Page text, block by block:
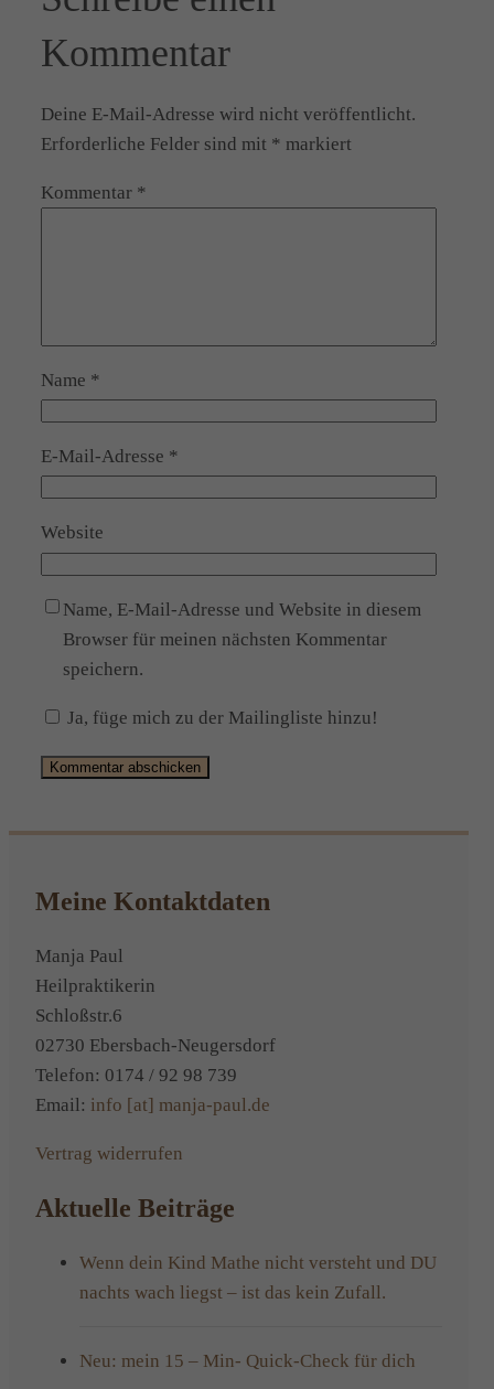
Kommentar
Deine E-Mail-Adresse wird nicht veröffentlicht.
Erforderliche Felder sind mit * markiert
Kommentar *
Name *
E-Mail-Adresse *
Website
Name, E-Mail-Adresse und Website in diesem
Browser für meinen nächsten Kommentar
speichern.
Ja, füge mich zu der Mailingliste hinzu!
Meine Kontaktdaten
Manja Paul
Heilpraktikerin
Schloßstr.6
02730 Ebersbach-Neugersdorf
Telefon: 0174 / 92 98 739
Email: info [at] manja-paul.de
Vertrag widerrufen
Aktuelle Beiträge
Wenn dein Kind Mathe nicht versteht und DU
nachts wach liegst – ist das kein Zufall.
Neu: mein 15 – Min- Quick-Check für dich